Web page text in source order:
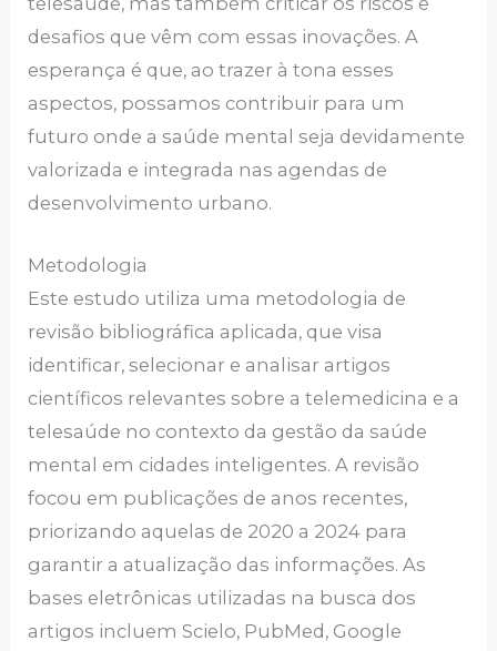
desafios que vêm com essas inovações. A
esperança é que, ao trazer à tona esses
aspectos, possamos contribuir para um
futuro onde a saúde mental seja devidamente
valorizada e integrada nas agendas de
desenvolvimento urbano.
Metodologia
Este estudo utiliza uma metodologia de
revisão bibliográfica aplicada, que visa
identificar, selecionar e analisar artigos
científicos relevantes sobre a telemedicina e a
telesaúde no contexto da gestão da saúde
mental em cidades inteligentes. A revisão
focou em publicações de anos recentes,
priorizando aquelas de 2020 a 2024 para
garantir a atualização das informações. As
bases eletrônicas utilizadas na busca dos
artigos incluem Scielo, PubMed, Google